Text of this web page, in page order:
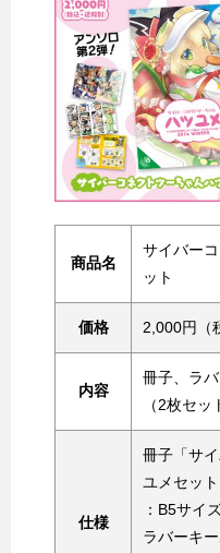
商品名
サイバー
ット
価格 2,000円（
内容
冊子、ラ
（2枚セ
仕様
冊子「サ
ユメセット
：B5サイ
ラバーキ